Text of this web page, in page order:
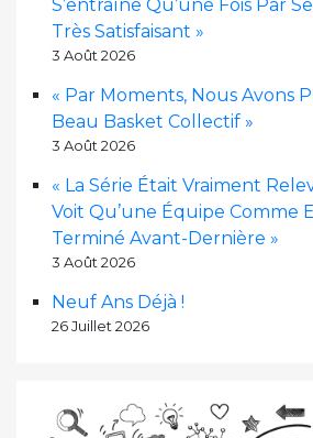
S’entraîne Qu’une Fois Par
Très Satisfaisant »
3 Août 2026
« Par Moments, Nous Avons
Beau Basket Collectif »
3 Août 2026
« La Série Était Vraiment
Voit Qu’une Équipe Comme
Terminé Avant-Dernière »
3 Août 2026
Neuf Ans Déjà !
26 Juillet 2026